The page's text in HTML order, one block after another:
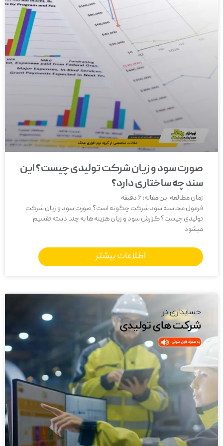
سری عمومی یا تجاری؟
انتخابی متناسب با ابعاد
کسب و کار شما
واحدهای تولیدی بر اساس تیراژ و پیچیدگی فرآیند ساخت،
نیازهای متفاوتی دارند. محک برای جلوگیری از تحمیل
هزینه‌های غیرضروری، نرم افزار خود را در دو سری مجزا اما
قدرتمند عرضه کرده است. برای اینکه دید بهتری نسبت به
انتخاب خود داشته باشید، جدول مقایسه‌ای زیر را بررسی کنید:
امکانات
مخاطب
هدف
کارگاه‌ها،
قنادی‌ها،
تولیدی‌های
تولید چندمرحله‌ای،
شرکت‌های صنعتی
ساخت
یک‌مرحله‌ای)
پیچیده (درختی)
مدیریت انبار
تک‌انباره، ثبت
ورود و خروج
پایه
چندانباره، حواله بین
انبارها، تاریخ انقضا
بهای تمام
شده
مواد مستقیم +
دستمزد + سربار
پایه
مراکز هزینه،
ضایعات، کالای در
جریان ساخت
امکانات
خزانه‌داری پایه،
تفضیلی یکتا، ثبت
صورت سود و زیان شرکت تولیدی چیست؟ این
سند چه ساختاری دارد؟
زمان مطالعه این مقاله:6 دقیقه
فرمول محاسبه سود شرکت چگونه است؟ صورت سود و زیان شرکت
تولیدی چیست؟ گزارش سود و زیان هزینه ها به چند دسته تقسیم
میشود
اطلاعات بیشتر